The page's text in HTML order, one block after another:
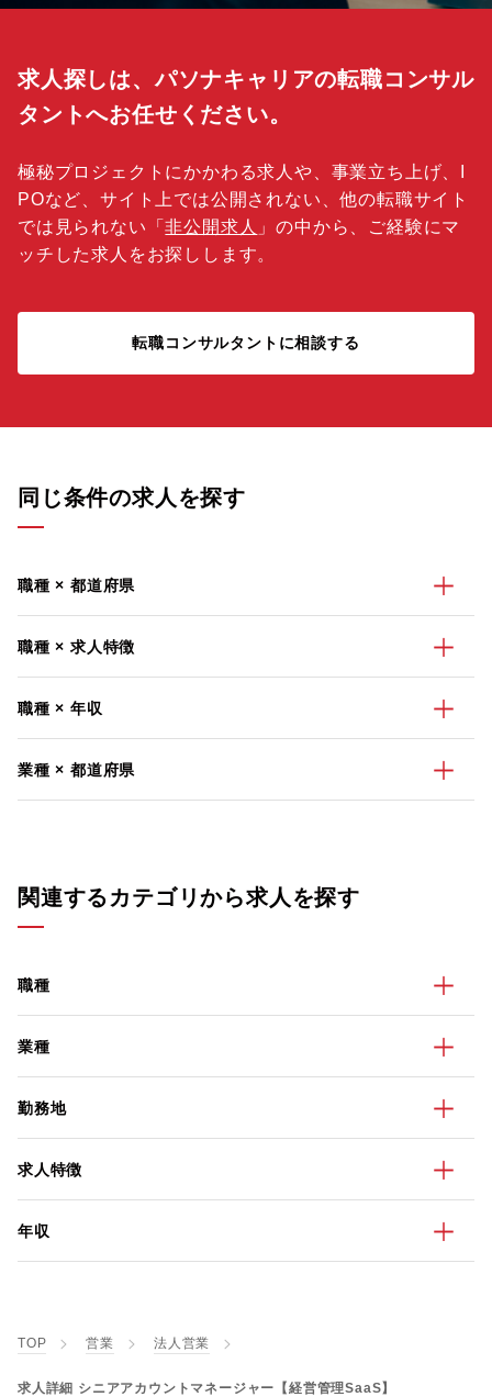
求人探しは、パソナキャリアの転職コンサル
タントへお任せください。
極秘プロジェクトにかかわる求人や、事業立ち上げ、I
POなど、サイト上では公開されない、他の転職サイト
では見られない「非公開求人 」の中から、ご経験にマ
ッチした求人をお探しします。
転職コンサルタントに相談する
同じ条件の求人を探す
職種 × 都道府県
職種 × 求人特徴
職種 × 年収
業種 × 都道府県
関連するカテゴリから求人を探す
職種
業種
勤務地
求人特徴
年収
TOP 営業 法人営業
求人詳細 シニアアカウントマネージャー【経営管理SaaS】